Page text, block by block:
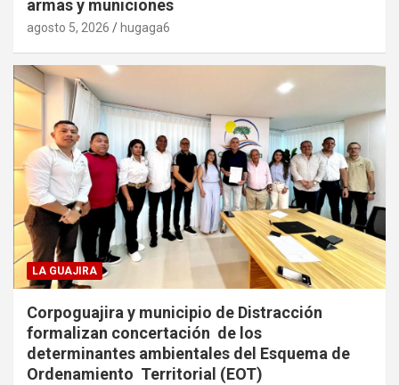
armas y municiones
agosto 5, 2026 hugaga6
LA GUAJIRA
Corpoguajira y municipio de Distracción
formalizan concertación de los
determinantes ambientales del Esquema de
Ordenamiento Territorial (EOT)